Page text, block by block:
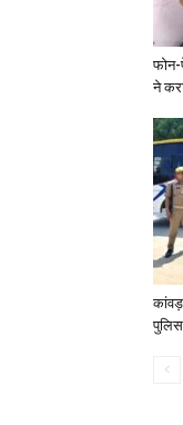
फोन-
ने
कांवड़